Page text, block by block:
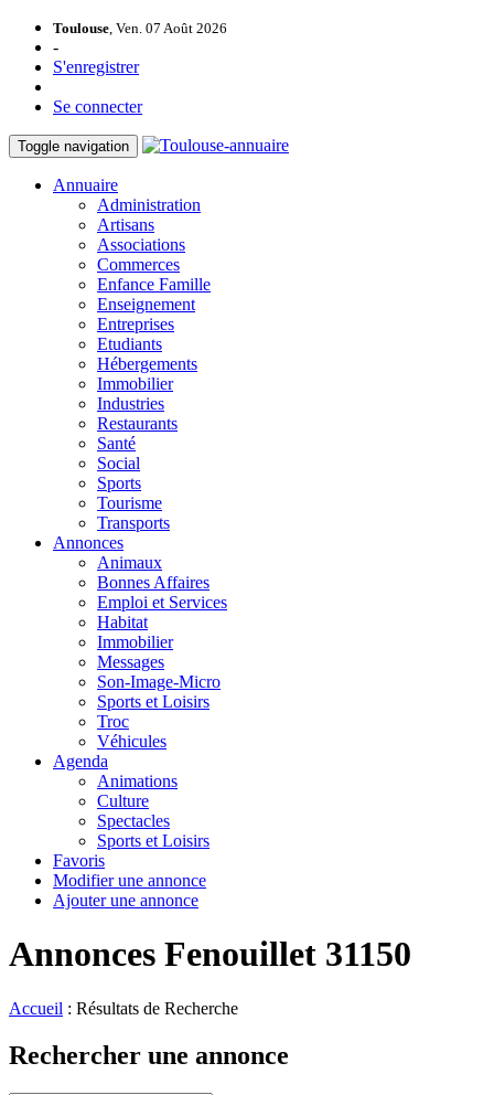
Toulouse, Ven. 07 Août 2026
-
S'enregistrer
Se connecter
Toggle navigation
Annuaire
Administration
Artisans
Associations
Commerces
Enfance Famille
Enseignement
Entreprises
Etudiants
Hébergements
Immobilier
Industries
Restaurants
Santé
Social
Sports
Tourisme
Transports
Annonces
Animaux
Bonnes Affaires
Emploi et Services
Habitat
Immobilier
Messages
Son-Image-Micro
Sports et Loisirs
Troc
Véhicules
Agenda
Animations
Culture
Spectacles
Sports et Loisirs
Favoris
Modifier une annonce
Ajouter une annonce
Annonces Fenouillet 31150
Accueil : Résultats de Recherche
Rechercher une annonce